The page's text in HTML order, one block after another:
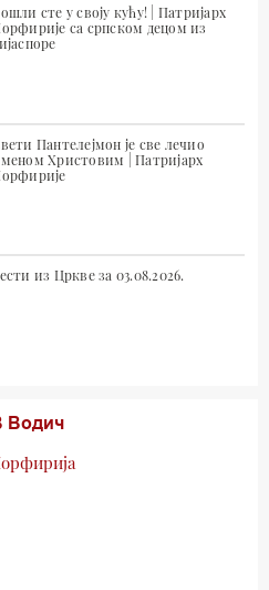
сте у своју кућу! | Патријарх
са српском децом из
Пантелејмон је све лечио
Христовим | Патријарх
из Цркве за 03.08.2026.
Водич